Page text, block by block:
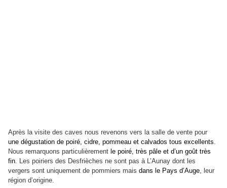
Après la visite des caves nous revenons vers la salle de vente pour
une dégustation de poiré, cidre, pommeau et calvados tous excellents.
Nous remarquons particulièrement le poiré, très pâle et d’un goût très
fin. Les poiriers des Desfrièches ne sont pas à L’Aunay dont les
vergers sont uniquement de pommiers mais dans le Pays d’Auge, leur
région d’origine.